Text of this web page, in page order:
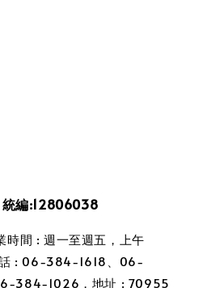
編:12806038
時間 : 週一至週五，上午
: 06-384-1618、06-
384-1026，地址 : 70955